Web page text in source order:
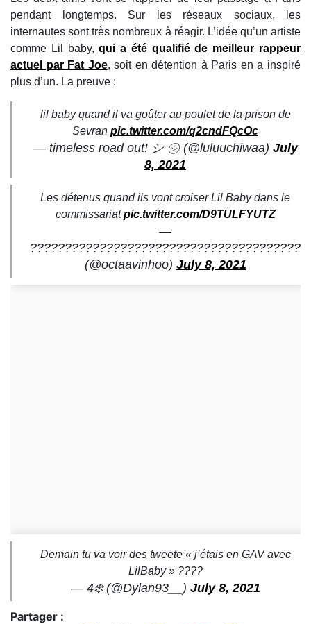
pendant longtemps. Sur les réseaux sociaux, les
internautes sont très nombreux à réagir. L’idée qu’un artiste
comme Lil baby,qui a été qualifié de meilleur rappeur
actuel par Fat Joe, soit en détention à Paris en a inspiré
plus d’un. La preuve :
lil baby quand il va goûter au poulet de la prison de
Sevran pic.twitter.com/q2cndFQcOc
— timeless road out! シ ㋛ (@luluuchiwaa) July
8, 2021
Les détenus quand ils vont croiser Lil Baby dans le
commissariatpic.twitter.com/D9TULFYUTZ
—
(@octaavinhoo) July 8, 2021
Demain tu va voir des tweete « j’étais en GAV avec
LilBaby » ????
— 4❄️ (@Dylan93__) July 8, 2021
Partager :